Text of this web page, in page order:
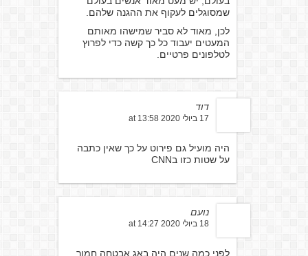
שמסוגלים לעקוף את ההגנה שלהם.
לכן, מאוד לא סביר שמישהו מאותם
המעטים יעבוד כל כך קשה כדי לפרוץ
לטלפונים פרטיים.
דוד
17 ביולי 2020 at 13:58
היה מועיל גם פירוט על כך שאין כתבה
על שטות כזו בCNN
נועם
18 ביולי 2020 at 14:27
לפני כמה שנים היה באג אבטחה חמור